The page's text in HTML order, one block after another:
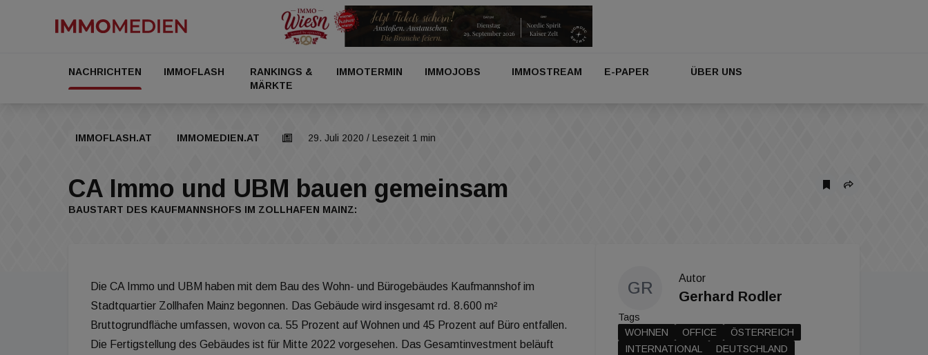
NACHRICHTEN IMMOFLASH
RANKINGS &
MÄRKTE
IMMOTERMIN IMMOJOBS IMMOSTREAM E-PAPER ÜBER UNS
IMMOFLASH.AT IMMOMEDIEN.AT 29. Juli 2020 / Lesezeit 1 min
CA Immo und UBM bauen gemeinsam
BAUSTART DES KAUFMANNSHOFS IM ZOLLHAFEN MAINZ:
Die CA Immo und UBM haben mit dem Bau des Wohn- und Bürogebäudes Kaufmannshof im
Stadtquartier Zollhafen Mainz begonnen. Das Gebäude wird insgesamt rd. 8.600 m²
Bruttogrundfläche umfassen, wovon ca. 55 Prozent auf Wohnen und 45 Prozent auf Büro entfallen.
Die Fertigstellung des Gebäudes ist für Mitte 2022 vorgesehen. Das Gesamtinvestment beläuft
GR
Autor
Gerhard Rodler
Tags
WOHNEN
OFFICE
ÖSTERREICH
INTERNATIONAL
DEUTSCHLAND